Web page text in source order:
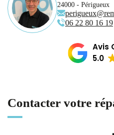
24000 - Périgueux
06 22 80 16 19
Avis
5.0
Contacter votre